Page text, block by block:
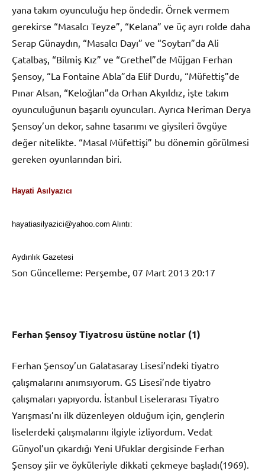
yana takım oyunculuğu hep öndedir. Örnek vermem
gerekirse “Masalcı Teyze”, “Kelana” ve üç ayrı rolde daha
Serap Günaydın, “Masalcı Dayı” ve “Soytarı”da Ali
Çatalbaş, “Bilmiş Kız” ve “Grethel”de Müjgan Ferhan
Şensoy, “La Fontaine Abla”da Elif Durdu, “Müfettiş”de
Pınar Alsan, “Keloğlan”da Orhan Akyıldız, işte takım
oyunculuğunun başarılı oyuncuları. Ayrıca Neriman Derya
Şensoy’un dekor, sahne tasarımı ve giysileri övgüye
değer nitelikte. “Masal Müfettişi” bu dönemin görülmesi
gereken oyunlarından biri.
Hayati Asılyazıcı
hayatiasilyazici@yahoo.com Alıntı:
Aydınlık Gazetesi
Son Güncelleme: Perşembe, 07 Mart 2013 20:17
Ferhan Şensoy Tiyatrosu üstüne notlar (1)
Ferhan Şensoy’un Galatasaray Lisesi’ndeki tiyatro
çalışmalarını anımsıyorum. GS Lisesi’nde tiyatro
çalışmaları yapıyordu. İstanbul Liselerarası Tiyatro
Yarışması’nı ilk düzenleyen olduğum için, gençlerin
liselerdeki çalışmalarını ilgiyle izliyordum. Vedat
Günyol’un çıkardığı Yeni Ufuklar dergisinde Ferhan
Şensoy şiir ve öyküleriyle dikkati çekmeye başladı(1969).